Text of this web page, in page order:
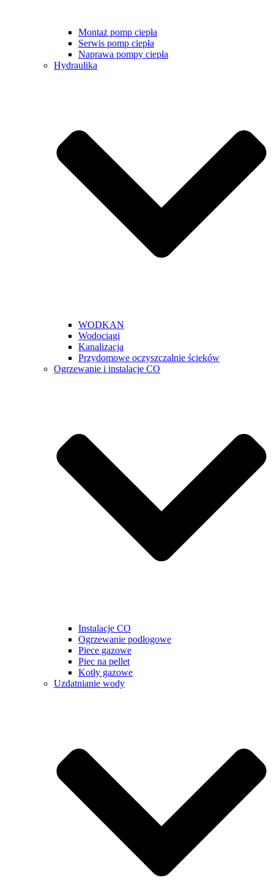
Montaż pomp ciepła
Serwis pomp ciepła
Naprawa pompy ciepła
Hydraulika
WODKAN
Wodociągi
Kanalizacja
Przydomowe oczyszczalnie ścieków
Ogrzewanie i instalacje CO
Instalacje CO
Ogrzewanie podłogowe
Piece gazowe
Piec na pellet
Kotły gazowe
Uzdatnianie wody